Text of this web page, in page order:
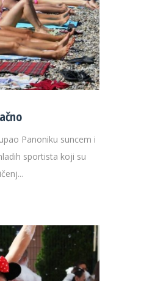
Panoniku suncem i
sportista koji su